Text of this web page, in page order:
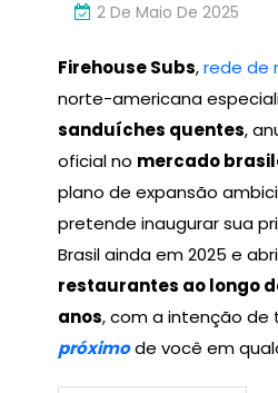
2 De Maio De 2025
Firehouse Subs,rede de
norte-americana
sanduíches quentes,
oficial no mercado
plano de expansão
pretende inaugurar sua
Brasil ainda em 2025 e
restaurantes ao longo
anos, com a intenção de
próximode você em